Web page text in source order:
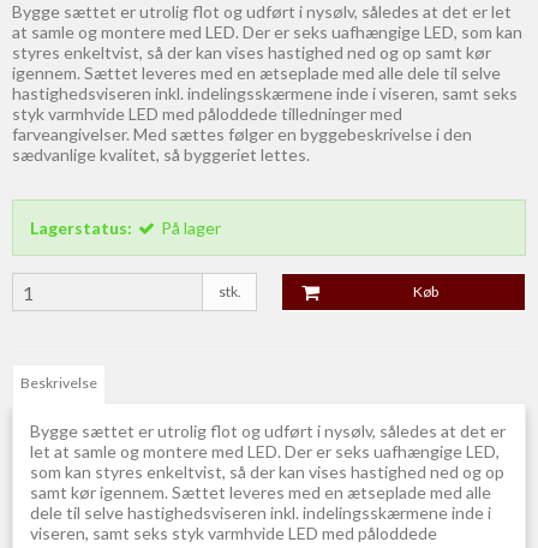
Bygge sættet er utrolig flot og udført i nysølv, således at det er let
at samle og montere med LED. Der er seks uafhængige LED, som kan
styres enkeltvist, så der kan vises hastighed ned og op samt kør
igennem. Sættet leveres med en ætseplade med alle dele til selve
hastighedsviseren inkl. indelingsskærmene inde i viseren, samt seks
styk varmhvide LED med påloddede tilledninger med
farveangivelser. Med sættes følger en byggebeskrivelse i den
sædvanlige kvalitet, så byggeriet lettes.
Lagerstatus: På lager
stk. Køb
Beskrivelse
Bygge sættet er utrolig flot og udført i nysølv, således at det er
let at samle og montere med LED. Der er seks uafhængige LED,
som kan styres enkeltvist, så der kan vises hastighed ned og op
samt kør igennem. Sættet leveres med en ætseplade med alle
dele til selve hastighedsviseren inkl. indelingsskærmene inde i
viseren, samt seks styk varmhvide LED med påloddede